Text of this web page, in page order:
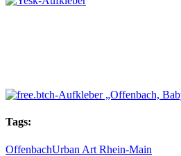
Tags:
OffenbachUrban Art Rhein-Main